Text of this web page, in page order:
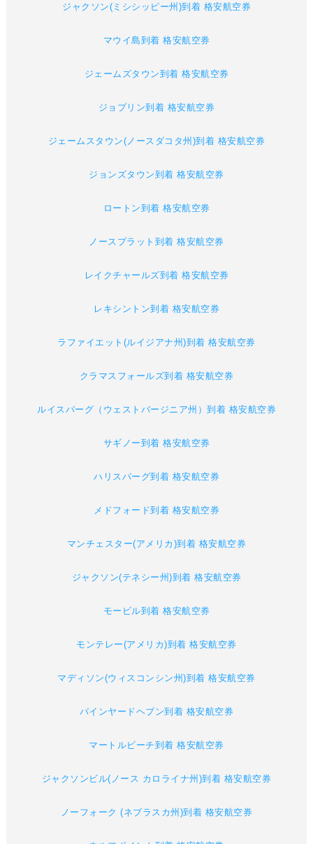
ジャクソン(ミシシッピー州)到着 格安航空券
マウイ島到着 格安航空券
ジェームズタウン到着 格安航空券
ジョプリン到着 格安航空券
ジェームスタウン(ノースダコタ州)到着 格安航空券
ジョンズタウン到着 格安航空券
ロートン到着 格安航空券
ノースプラット到着 格安航空券
レイクチャールズ到着 格安航空券
レキシントン到着 格安航空券
ラファイエット(ルイジアナ州)到着 格安航空券
クラマスフォールズ到着 格安航空券
ルイスバーグ（ウェストバージニア州）到着 格安航空券
サギノー到着 格安航空券
ハリスバーグ到着 格安航空券
メドフォード到着 格安航空券
マンチェスター(アメリカ)到着 格安航空券
ジャクソン(テネシー州)到着 格安航空券
モービル到着 格安航空券
モンテレー(アメリカ)到着 格安航空券
マディソン(ウィスコンシン州)到着 格安航空券
バインヤードヘブン到着 格安航空券
マートルビーチ到着 格安航空券
ジャクソンビル(ノース カロライナ州)到着 格安航空券
ノーフォーク (ネブラスカ州)到着 格安航空券